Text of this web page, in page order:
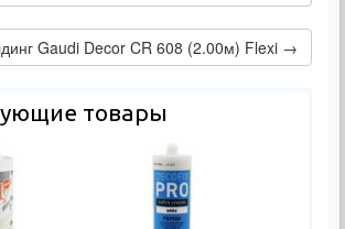
Gaudi Decor CR 608 (2.00м) Flexi →
товары